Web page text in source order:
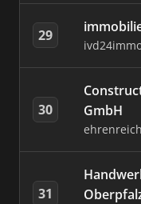
29
30
GmbH
31